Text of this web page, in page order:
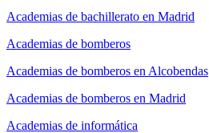
Academias de bachillerato en Madrid
Academias de bomberos
Academias de bomberos en Alcobendas
Academias de bomberos en Madrid
Academias de informática